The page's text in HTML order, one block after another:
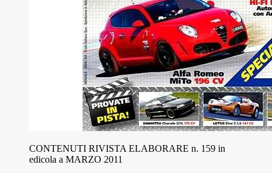
CONTENUTI RIVISTA ELABORARE n. 159 in
edicola a MARZO 2011